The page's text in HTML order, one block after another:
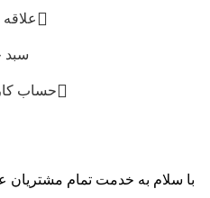
سبد
حساب
با سلام به خدمت تمام مشتریان